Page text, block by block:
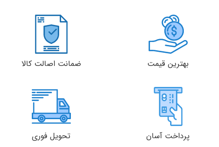
ضمانت اصالت کالا بهترین قیمت
تحویل فوری پرداخت آسان